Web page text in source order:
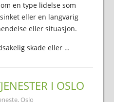
en type lidelse som
eller en langvarig
eller situasjon.
skade eller …
I OSLO
, Oslo